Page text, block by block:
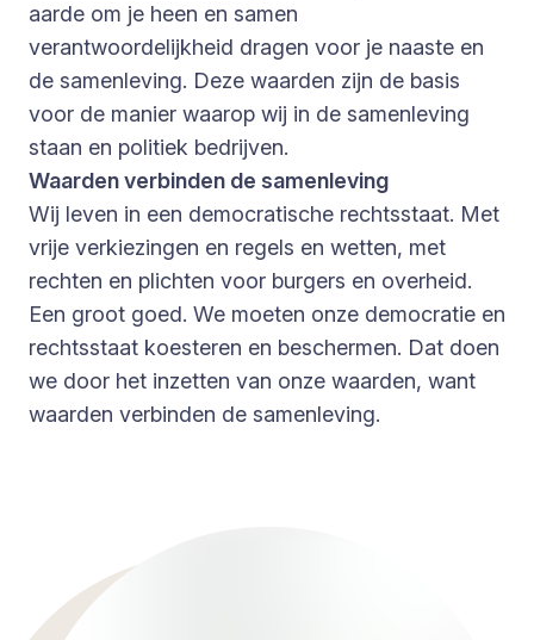
aarde om je heen en samen
verantwoordelijkheid dragen voor je naaste en
de samenleving. Deze waarden zijn de basis
voor de manier waarop wij in de samenleving
staan en politiek bedrijven.
Waarden verbinden de samenleving
Wij leven in een democratische rechtsstaat. Met
vrije verkiezingen en regels en wetten, met
rechten en plichten voor burgers en overheid.
Een groot goed. We moeten onze democratie en
rechtsstaat koesteren en beschermen. Dat doen
we door het inzetten van onze waarden, want
waarden verbinden de samenleving.